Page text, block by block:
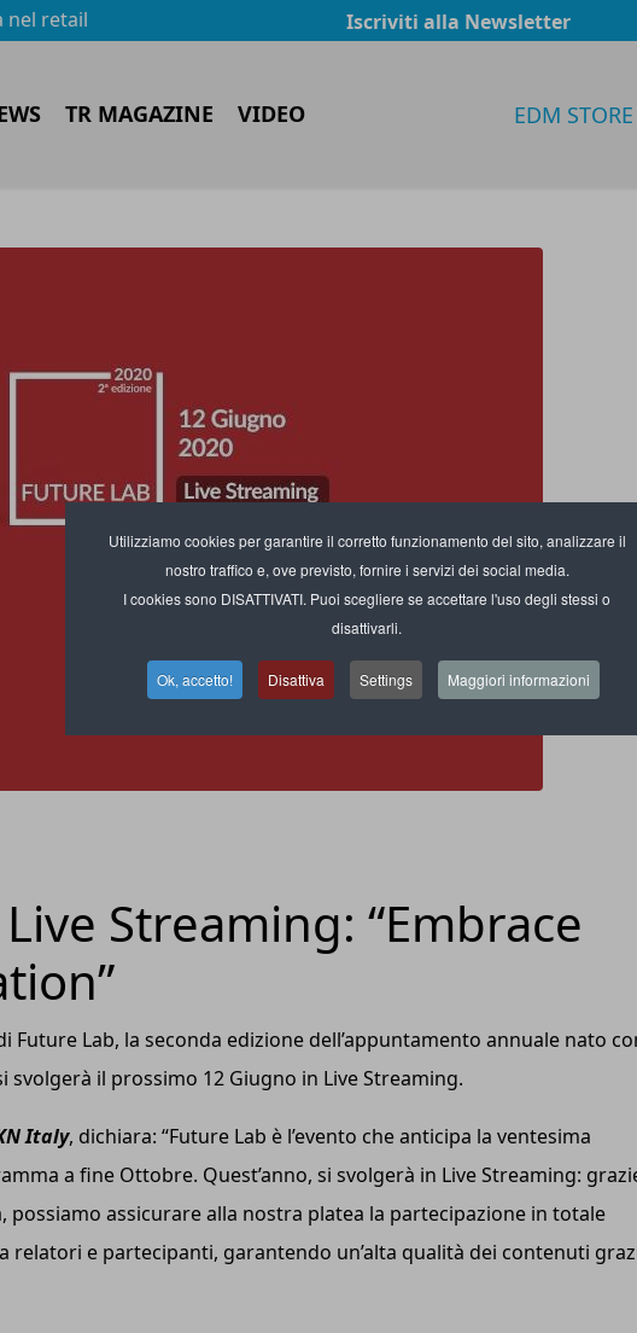
Utilizziamo cookies per garantire il corretto funzionamento del sito, analizzare il
nostro traffico e, ove previsto, fornire i servizi dei social media.
I cookies sono DISATTIVATI. Puoi scegliere se accettare l'uso degli stessi o
disattivarli.
Ok, accetto! Disattiva Settings Maggiori informazioni
nel retail Iscriviti alla Newsletter
TR MAGAZINE VIDEO EDM STORE
Streaming: “Embrace
Future Lab, la seconda edizione dell’appuntamento annuale nato
svolgerà il prossimo 12 Giugno in Live Streaming.
Italy, dichiara: “Future Lab è l’evento che anticipa la ventesima
a fine Ottobre. Quest’anno, si svolgerà in Live Streaming:
assicurare alla nostra platea la partecipazione in totale
e partecipanti, garantendo un’alta qualità dei contenuti